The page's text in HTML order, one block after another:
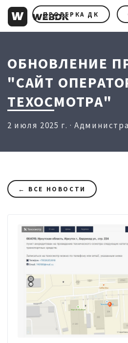
ПРОВЕРКА ДК
ОБНОВЛЕНИЕ
"САЙТ
ТЕХОСМОТРА"
2 июля 2025 г. ·
← ВСЕ НОВОСТИ